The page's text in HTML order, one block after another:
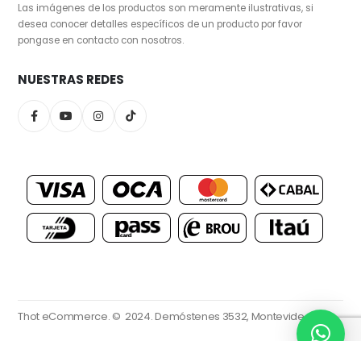
Las imágenes de los productos son meramente ilustrativas, si
desea conocer detalles específicos de un producto por favor
pongase en contacto con nosotros.
NUESTRAS REDES
Thot eCommerce. © 2024.Demóstenes 3532, Montevideo.